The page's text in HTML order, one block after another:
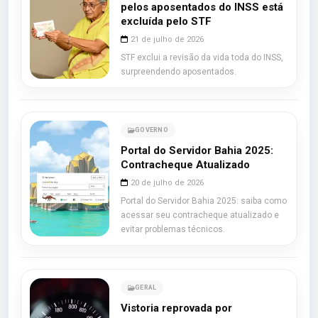
pelos aposentados do INSS está
excluída pelo STF
21 de julho de 2026
STF exclui a revisão da vida toda do INSS,
surpreendendo aposentados.
GOVERNO
Portal do Servidor Bahia 2025:
Contracheque Atualizado
20 de julho de 2026
Portal do Servidor Bahia 2025: saiba como
acessar seu contracheque atualizado e
evitar problemas técnicos.
GERAL
Vistoria reprovada por